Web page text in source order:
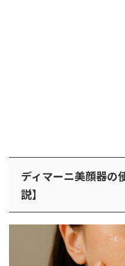
ディマーニ美顔器の
説】